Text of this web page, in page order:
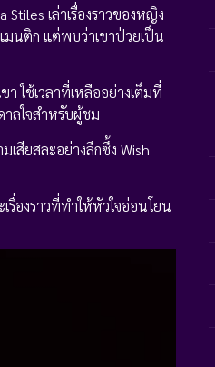
เล่าเรื่องราวของหญิง
มนติก แต่พบว่าเขาป่วยเป็น
า ใช้เวลาที่เหลืออย่างเต็มที่
ลใจสำหรับผู้ชม
เสียสละอย่างลึกซึ้ง Wish
รื่องราวที่ทำให้หัวใจอ่อนโยน